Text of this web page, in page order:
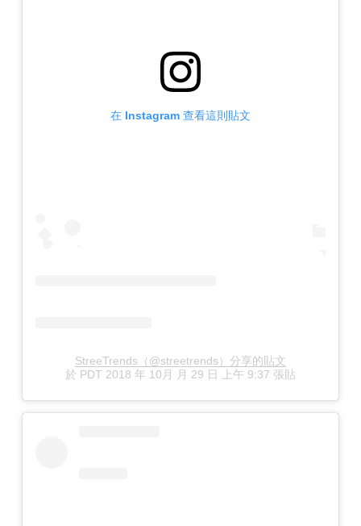
在 Instagram 查看這則貼文
StreeTrends（@streetrends）分享的貼文
於 PDT 2018 年 10月 月 29 日 上午 9:37 張貼